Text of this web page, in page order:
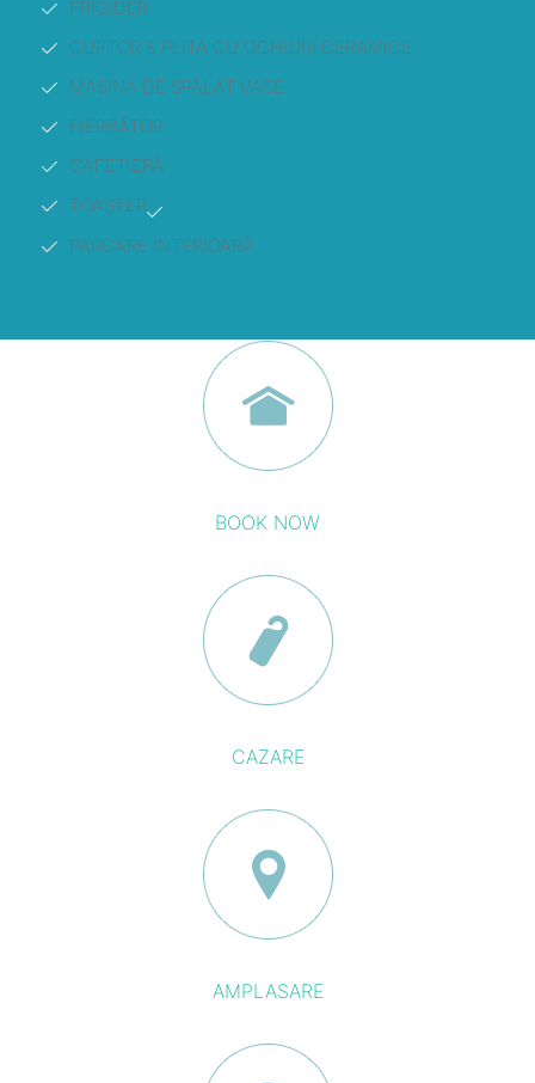
FRIGIDER
CUPTOR & PLITĂ CU OCHIURI CERAMICE
MAȘINA DE SPĂLAT VASE
FIERBĂTOR
CAFETIERĂ
TOASTER
PARCARE INTERIOARĂ
BOOK NOW
CAZARE
AMPLASARE